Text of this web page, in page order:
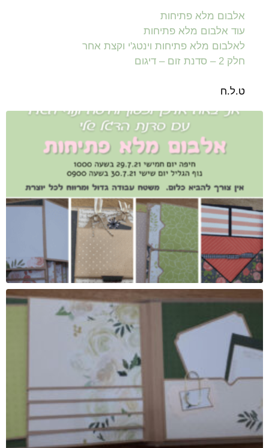
אלבום מלא פתיחות
עוד אלבום מלא פתיחות
לאלבום מלא פתיחות וינטג'י וקצת אחר
חלק 2 – סדנת זום – דיגום
ט.ל.ח